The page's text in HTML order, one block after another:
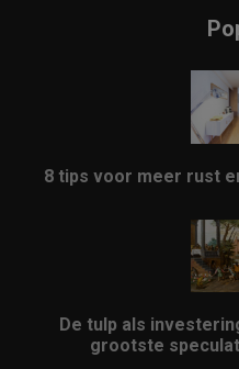
8 tips voor meer rust
De tulp als
grootste